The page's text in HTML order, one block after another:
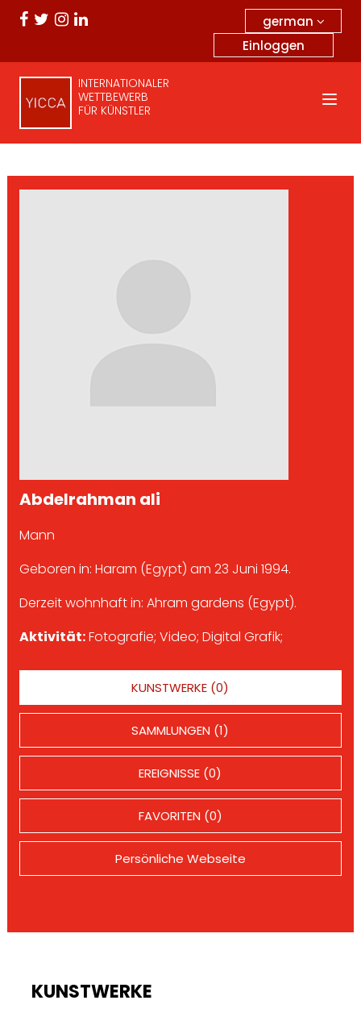
german
Einloggen
INTERNATIONALER
WETTBEWERB
FÜR KÜNSTLER
Abdelrahman ali
Mann
Geboren in: Haram (Egypt) am 23 Juni 1994.
Derzeit wohnhaft in: Ahram gardens (Egypt).
Aktivität:Fotografie; Video; Digital Grafik;
KUNSTWERKE (0)
SAMMLUNGEN (1)
EREIGNISSE (0)
FAVORITEN (0)
Persönliche Webseite
KUNSTWERKE